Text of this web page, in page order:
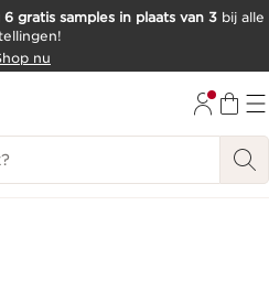
gratis samples in plaats van 3 bij alle
nu